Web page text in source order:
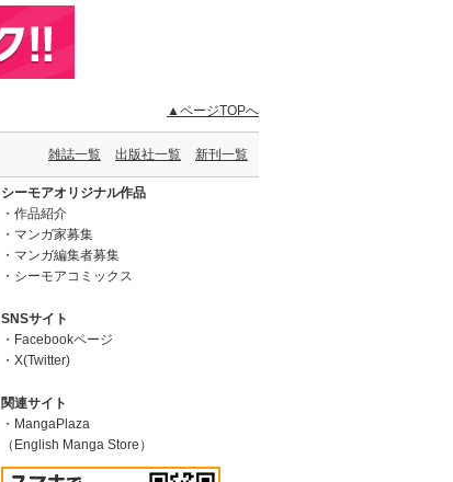
▲ページTOPへ
雑誌一覧 出版社一覧 新刊一覧
シーモアオリジナル作品
作品紹介
マンガ家募集
マンガ編集者募集
シーモアコミックス
SNSサイト
Facebookページ
X(Twitter)
関連サイト
MangaPlaza
（English Manga Store）